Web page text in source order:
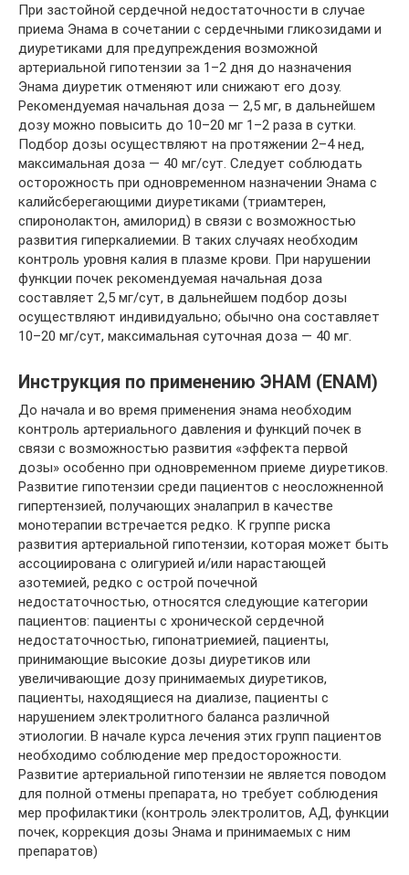
При застойной сердечной недостаточности в случае
приема Энама в сочетании с сердечными гликозидами и
диуретиками для предупреждения возможной
артериальной гипотензии за 1–2 дня до назначения
Энама диуретик отменяют или снижают его дозу.
Рекомендуемая начальная доза — 2,5 мг, в дальнейшем
дозу можно повысить до 10–20 мг 1–2 раза в сутки.
Подбор дозы осуществляют на протяжении 2–4 нед,
максимальная доза — 40 мг/сут. Следует соблюдать
осторожность при одновременном назначении Энама с
калийсберегающими диуретиками (триамтерен,
спиронолактон, амилорид) в связи с возможностью
развития гиперкалиемии. В таких случаях необходим
контроль уровня калия в плазме крови. При нарушении
функции почек рекомендуемая начальная доза
составляет 2,5 мг/сут, в дальнейшем подбор дозы
осуществляют индивидуально; обычно она составляет
10–20 мг/сут, максимальная суточная доза — 40 мг.
Инструкция по применению ЭНАМ (ENAM)
До начала и во время применения энама необходим
контроль артериального давления и функций почек в
связи с возможностью развития «эффекта первой
дозы» особенно при одновременном приеме диуретиков.
Развитие гипотензии среди пациентов с неосложненной
гипертензией, получающих эналаприл в качестве
монотерапии встречается редко. К группе риска
развития артериальной гипотензии, которая может быть
ассоциирована с олигурией и/или нарастающей
азотемией, редко с острой почечной
недостаточностью, относятся следующие категории
пациентов: пациенты с хронической сердечной
недостаточностью, гипонатриемией, пациенты,
принимающие высокие дозы диуретиков или
увеличивающие дозу принимаемых диуретиков,
пациенты, находящиеся на диализе, пациенты с
нарушением электролитного баланса различной
этиологии. В начале курса лечения этих групп пациентов
необходимо соблюдение мер предосторожности.
Развитие артериальной гипотензии не является поводом
для полной отмены препарата, но требует соблюдения
мер профилактики (контроль электролитов, АД, функции
почек, коррекция дозы Энама и принимаемых с ним
препаратов)